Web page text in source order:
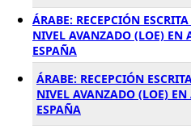
ÁRABE: RECEPCIÓN
NIVEL AVANZADO (LOE) EN
ESPAÑA
ÁRABE: RECEPCIÓN
NIVEL AVANZADO (LOE)
ESPAÑA